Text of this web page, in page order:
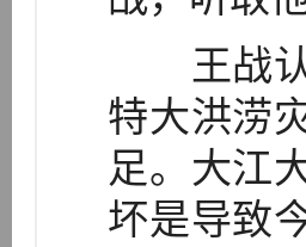
王战认
特大洪涝
足。大江
坏是导致